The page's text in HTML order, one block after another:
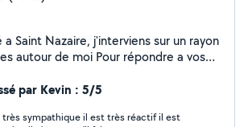
moi Pour répondre a vos
_ dépannage urgent _
plomberie ( tuyauterie et
par Kevin : 5/5